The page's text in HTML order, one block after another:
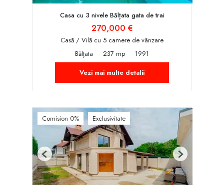
Casa cu 3 nivele Bălțata gata de trai
270,000 €
Casă / Vilă cu 5 camere de vânzare
Bălțata
237 mp
1991
Vezi mai multe detalii
Comision 0% Exclusivitate
Previous Next